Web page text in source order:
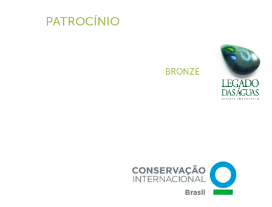
PATROCÍNIO
BRONZE